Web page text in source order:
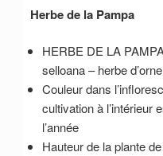
Herbe de la Pampa
HERBE DE LA
selloana – herbe
Couleur dans
cultivation à l’intérieur
l’année
Hauteur de la plante